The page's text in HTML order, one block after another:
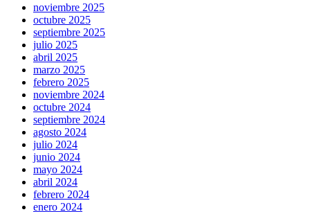
noviembre 2025
octubre 2025
septiembre 2025
julio 2025
abril 2025
marzo 2025
febrero 2025
noviembre 2024
octubre 2024
septiembre 2024
agosto 2024
julio 2024
junio 2024
mayo 2024
abril 2024
febrero 2024
enero 2024